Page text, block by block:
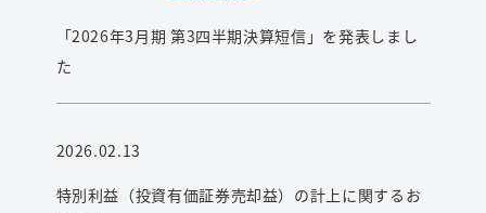
「2026年3月期 第3四半期決算短信」を発表しまし
た
2026.02.13
特別利益（投資有価証券売却益）の計上に関するお